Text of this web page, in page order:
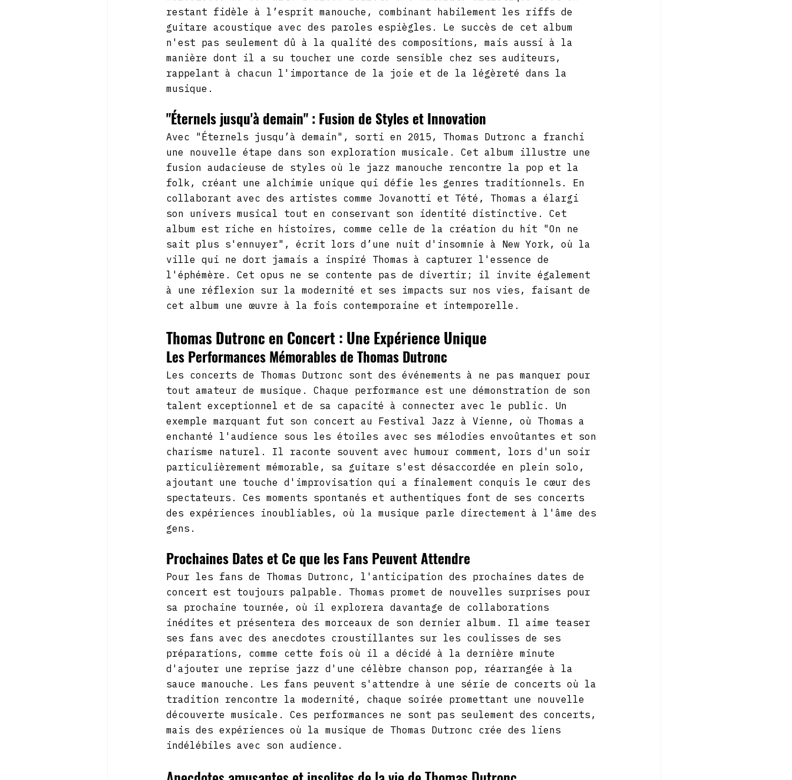
restant fidèle à l’esprit manouche, combinant habilement les riffs de
guitare acoustique avec des paroles espiègles. Le succès de cet album
n'est pas seulement dû à la qualité des compositions, mais aussi à la
manière dont il a su toucher une corde sensible chez ses auditeurs,
rappelant à chacun l'importance de la joie et de la légèreté dans la
musique.
"Éternels jusqu'à demain" : Fusion de Styles et Innovation
Avec "Éternels jusqu’à demain", sorti en 2015, Thomas Dutronc a franchi
une nouvelle étape dans son exploration musicale. Cet album illustre une
fusion audacieuse de styles où le jazz manouche rencontre la pop et la
folk, créant une alchimie unique qui défie les genres traditionnels. En
collaborant avec des artistes comme Jovanotti et Tété, Thomas a élargi
son univers musical tout en conservant son identité distinctive. Cet
album est riche en histoires, comme celle de la création du hit "On ne
sait plus s'ennuyer", écrit lors d’une nuit d'insomnie à New York, où la
ville qui ne dort jamais a inspiré Thomas à capturer l'essence de
l'éphémère. Cet opus ne se contente pas de divertir; il invite également
à une réflexion sur la modernité et ses impacts sur nos vies, faisant de
cet album une œuvre à la fois contemporaine et intemporelle.
Thomas Dutronc en Concert : Une Expérience Unique
Les Performances Mémorables de Thomas Dutronc
Les concerts de Thomas Dutronc sont des événements à ne pas manquer pour
tout amateur de musique. Chaque performance est une démonstration de son
talent exceptionnel et de sa capacité à connecter avec le public. Un
exemple marquant fut son concert au Festival Jazz à Vienne, où Thomas a
enchanté l'audience sous les étoiles avec ses mélodies envoûtantes et son
charisme naturel. Il raconte souvent avec humour comment, lors d'un soir
particulièrement mémorable, sa guitare s'est désaccordée en plein solo,
ajoutant une touche d'improvisation qui a finalement conquis le cœur des
spectateurs. Ces moments spontanés et authentiques font de ses concerts
des expériences inoubliables, où la musique parle directement à l'âme des
gens.
Prochaines Dates et Ce que les Fans Peuvent Attendre
Pour les fans de Thomas Dutronc, l'anticipation des prochaines dates de
concert est toujours palpable. Thomas promet de nouvelles surprises pour
sa prochaine tournée, où il explorera davantage de collaborations
inédites et présentera des morceaux de son dernier album. Il aime teaser
ses fans avec des anecdotes croustillantes sur les coulisses de ses
préparations, comme cette fois où il a décidé à la dernière minute
d'ajouter une reprise jazz d'une célèbre chanson pop, réarrangée à la
sauce manouche. Les fans peuvent s'attendre à une série de concerts où la
tradition rencontre la modernité, chaque soirée promettant une nouvelle
découverte musicale. Ces performances ne sont pas seulement des concerts,
mais des expériences où la musique de Thomas Dutronc crée des liens
indélébiles avec son audience.